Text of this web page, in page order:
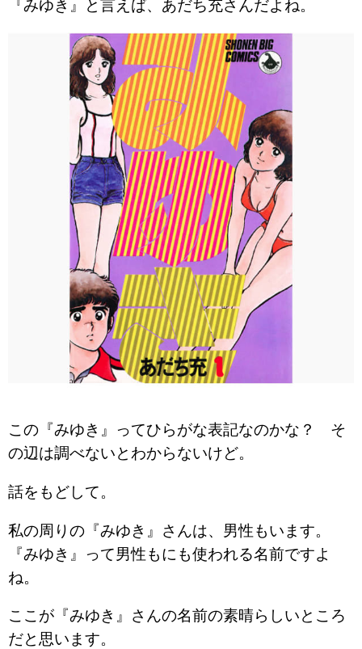
『みゆき』と言えば、あだち充さんだよね。
この『みゆき』ってひらがな表記なのかな？ そ
の辺は調べないとわからないけど。
話をもどして。
私の周りの『みゆき』さんは、男性もいます。
『みゆき』って男性もにも使われる名前ですよ
ね。
ここが『みゆき』さんの名前の素晴らしいところ
だと思います。